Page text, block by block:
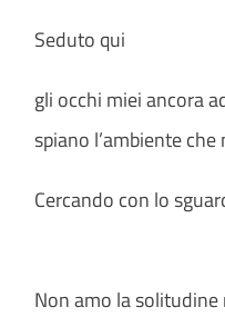
Seduto qui
gli occhi miei ancora
spiano l’ambiente
Cercando con lo
Non amo la